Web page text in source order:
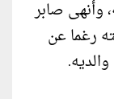
وأنهى صابر
رغما عن